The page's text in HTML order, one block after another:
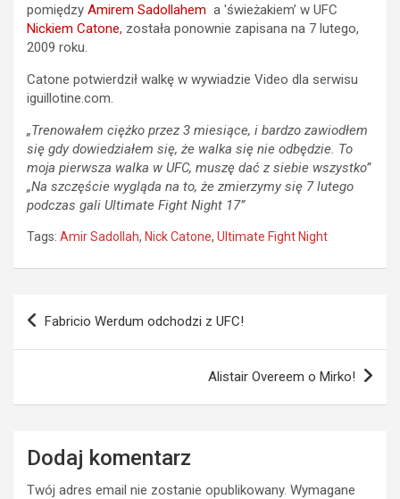
pomiędzy Amirem Sadollahem a 'świeżakiem’ w UFC
Nickiem Catone, została ponownie zapisana na 7 lutego,
2009 roku.
Catone potwierdził walkę w wywiadzie Video dla serwisu
iguillotine.com.
„Trenowałem ciężko przez 3 miesiące, i bardzo zawiodłem
się gdy dowiedziałem się, że walka się nie odbędzie. To
moja pierwsza walka w UFC, muszę dać z siebie wszystko”
„Na szczęście wygląda na to, że zmierzymy się 7 lutego
podczas gali Ultimate Fight Night 17”
Tags: Amir Sadollah, Nick Catone, Ultimate Fight Night
Nawigacja
Fabricio Werdum odchodzi z UFC!
Alistair Overeem o Mirko!
Dodaj komentarz
Twój adres email nie zostanie opublikowany. Wymagane